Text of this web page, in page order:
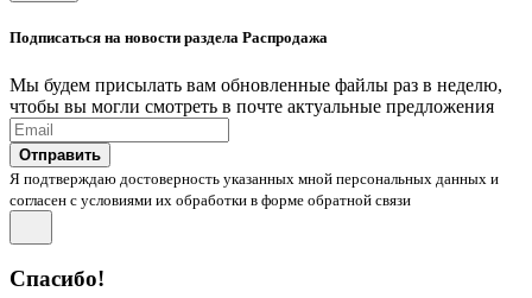
Подписаться на новости раздела Распродажа
Мы будем присылать вам обновленные файлы раз в неделю,
чтобы вы могли смотреть в почте актуальные предложения
Отправить
Я подтверждаю достоверность указанных мной персональных данных и
согласен с условиями их обработки в форме обратной связи
Спасибо!